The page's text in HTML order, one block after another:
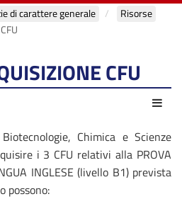
di carattere generale
Risorse
CFU
Chimica e Scienze
i 3 CFU relativi alla PROVA
INGLESE (livello B1) prevista
possono: